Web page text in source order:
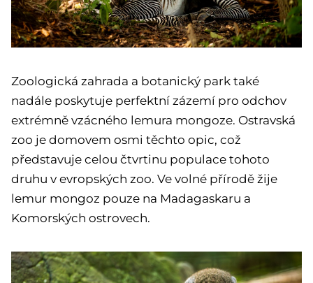
Zoologická zahrada a botanický park také
nadále poskytuje perfektní zázemí pro odchov
extrémně vzácného lemura mongoze. Ostravská
zoo je domovem osmi těchto opic, což
představuje celou čtvrtinu populace tohoto
druhu v evropských zoo. Ve volné přírodě žije
lemur mongoz pouze na Madagaskaru a
Komorských ostrovech.